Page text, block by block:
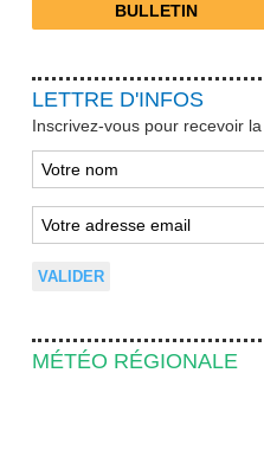
BULLETIN
LETTRE D'INFOS
Inscrivez-vous pour recevoir
MÉTÉO RÉGIONALE